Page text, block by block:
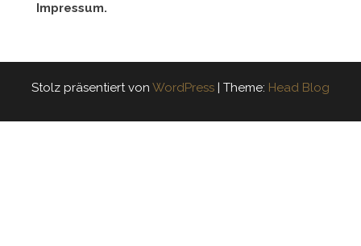
Impressum.
Stolz präsentiert von WordPress | Theme: Head Blog